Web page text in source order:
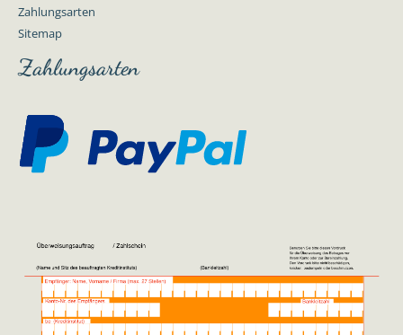
Zahlungsarten
Sitemap
Zahlungsarten